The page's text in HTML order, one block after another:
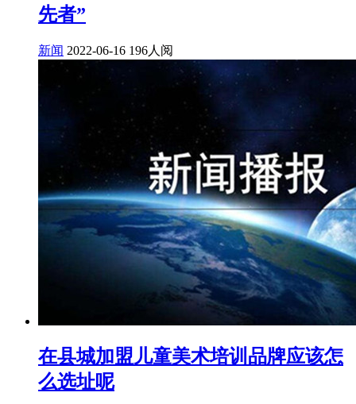
先者”
新闻 2022-06-16 196人阅
在县城加盟儿童美术培训品牌应该怎
么选址呢